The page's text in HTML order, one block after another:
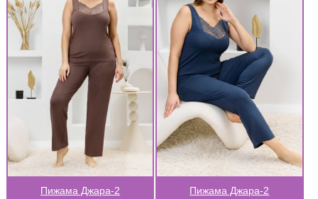
Пижама Джара-2 Пижама Джара-2